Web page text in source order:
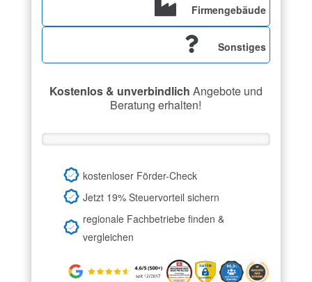
Firmengebäude
Sonstiges
Kostenlos & unverbindlich Angebote und
Beratung erhalten!
kostenloser Förder-Check
Jetzt 19% Steuervorteil sichern
regionale Fachbetriebe finden &
vergleichen